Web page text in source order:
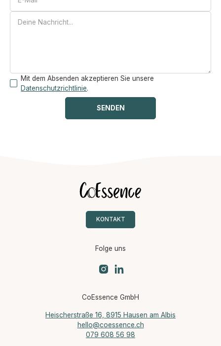
Mit dem Absenden akzeptieren Sie unsere
Datenschutzrichtlinie.
CoEssence GmbH
Heischerstraße 16, 8915 Hausen am Albis
hello@coessence.ch
079 608 56 98
KONTAKT
Folge uns